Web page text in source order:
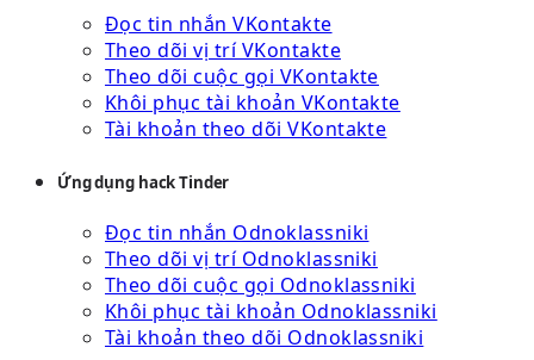
Đọc tin nhắn VKontakte
Theo dõi vị trí VKontakte
Theo dõi cuộc gọi VKontakte
Khôi phục tài khoản VKontakte
Tài khoản theo dõi VKontakte
Ứng dụng hack Tinder
Đọc tin nhắn Odnoklassniki
Theo dõi vị trí Odnoklassniki
Theo dõi cuộc gọi Odnoklassniki
Khôi phục tài khoản Odnoklassniki
Tài khoản theo dõi Odnoklassniki